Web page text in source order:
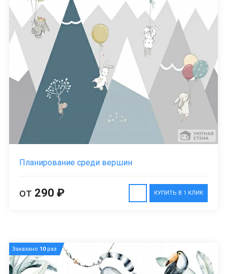
Планирование среди вершин
КУПИТЬ В 1 КЛИК
от 290 ₽
Заказано 10раз